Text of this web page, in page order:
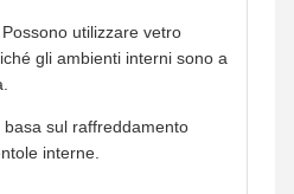
utilizzare vetro
gli ambienti interni sono a
sul raffreddamento
interne.